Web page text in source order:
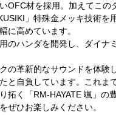
OFC材を採用。加えてこの
」特殊金メッキ技術を
に高めています。
のハンダを開発し、ダイナ
の革新的なサウンドを体験
と自負しています。これま
く「RM-HAYATE 颯」の
ぜひお楽しみください。